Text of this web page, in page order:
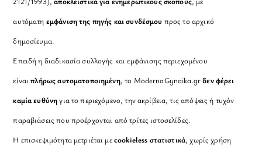
αυτόματη εμφάνιση της πηγής και συνδέσμου προς το αρχικό
δημοσίευμα.
Επειδή η διαδικασία συλλογής και εμφάνισης περιεχομένου
είναιπλήρως αυτοματοποιημένη, το ModernaGynaika.grδεν φέρει
καμία ευθύνηγια το περιεχόμενο, την ακρίβεια, τις απόψεις ή τυχόν
παραβιάσεις που προέρχονται από τρίτες ιστοσελίδες.
Η επισκεψιμότητα μετριέται μεcookieless στατιστικά, χωρίς χρήση